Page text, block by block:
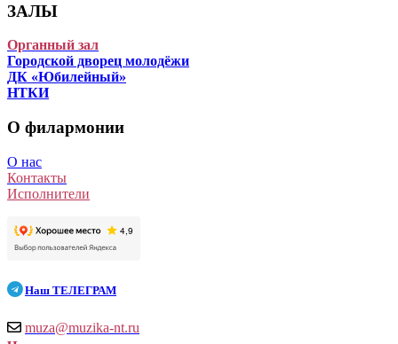
ЗАЛЫ
Органный зал
Городской дворец молодёжи
ДК «Юбилейный»
НТКИ
О филармонии
О нас
Контакты
Исполнители
Наш ТЕЛЕГРАМ
muza@muzika-nt.ru